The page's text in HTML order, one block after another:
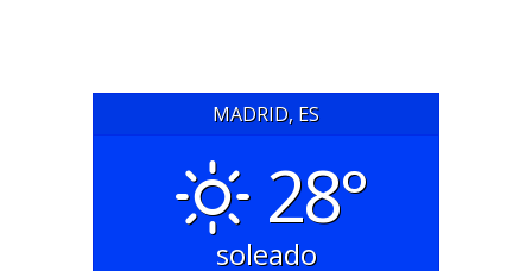
MADRID, ES
28°
soleado